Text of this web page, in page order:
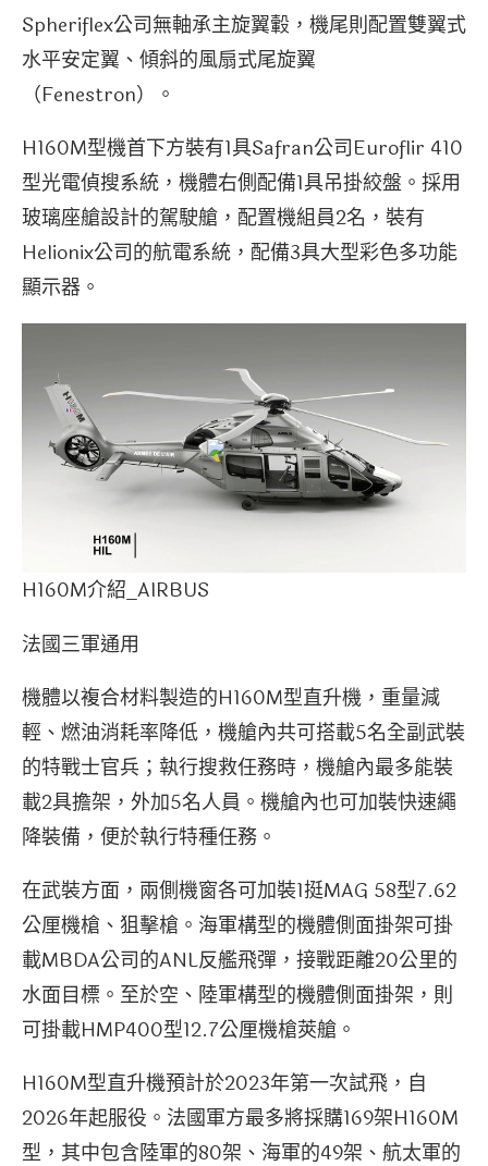
Spheriflex公司無軸承主旋翼轂，機尾則配置雙翼式
水平安定翼、傾斜的風扇式尾旋翼
（Fenestron）。
H160M型機首下方裝有1具Safran公司Euroflir 410
型光電偵搜系統，機體右側配備1具吊掛絞盤。採用
玻璃座艙設計的駕駛艙，配置機組員2名，裝有
Helionix公司的航電系統，配備3具大型彩色多功能
顯示器。
H160M介紹_AIRBUS
法國三軍通用
機體以複合材料製造的H160M型直升機，重量減
輕、燃油消耗率降低，機艙內共可搭載5名全副武裝
的特戰士官兵；執行搜救任務時，機艙內最多能裝
載2具擔架，外加5名人員。機艙內也可加裝快速繩
降裝備，便於執行特種任務。
在武裝方面，兩側機窗各可加裝1挺MAG 58型7.62
公厘機槍、狙擊槍。海軍構型的機體側面掛架可掛
載MBDA公司的ANL反艦飛彈，接戰距離20公里的
水面目標。至於空、陸軍構型的機體側面掛架，則
可掛載HMP400型12.7公厘機槍莢艙。
H160M型直升機預計於2023年第一次試飛，自
2026年起服役。法國軍方最多將採購169架H160M
型，其中包含陸軍的80架、海軍的49架、航太軍的